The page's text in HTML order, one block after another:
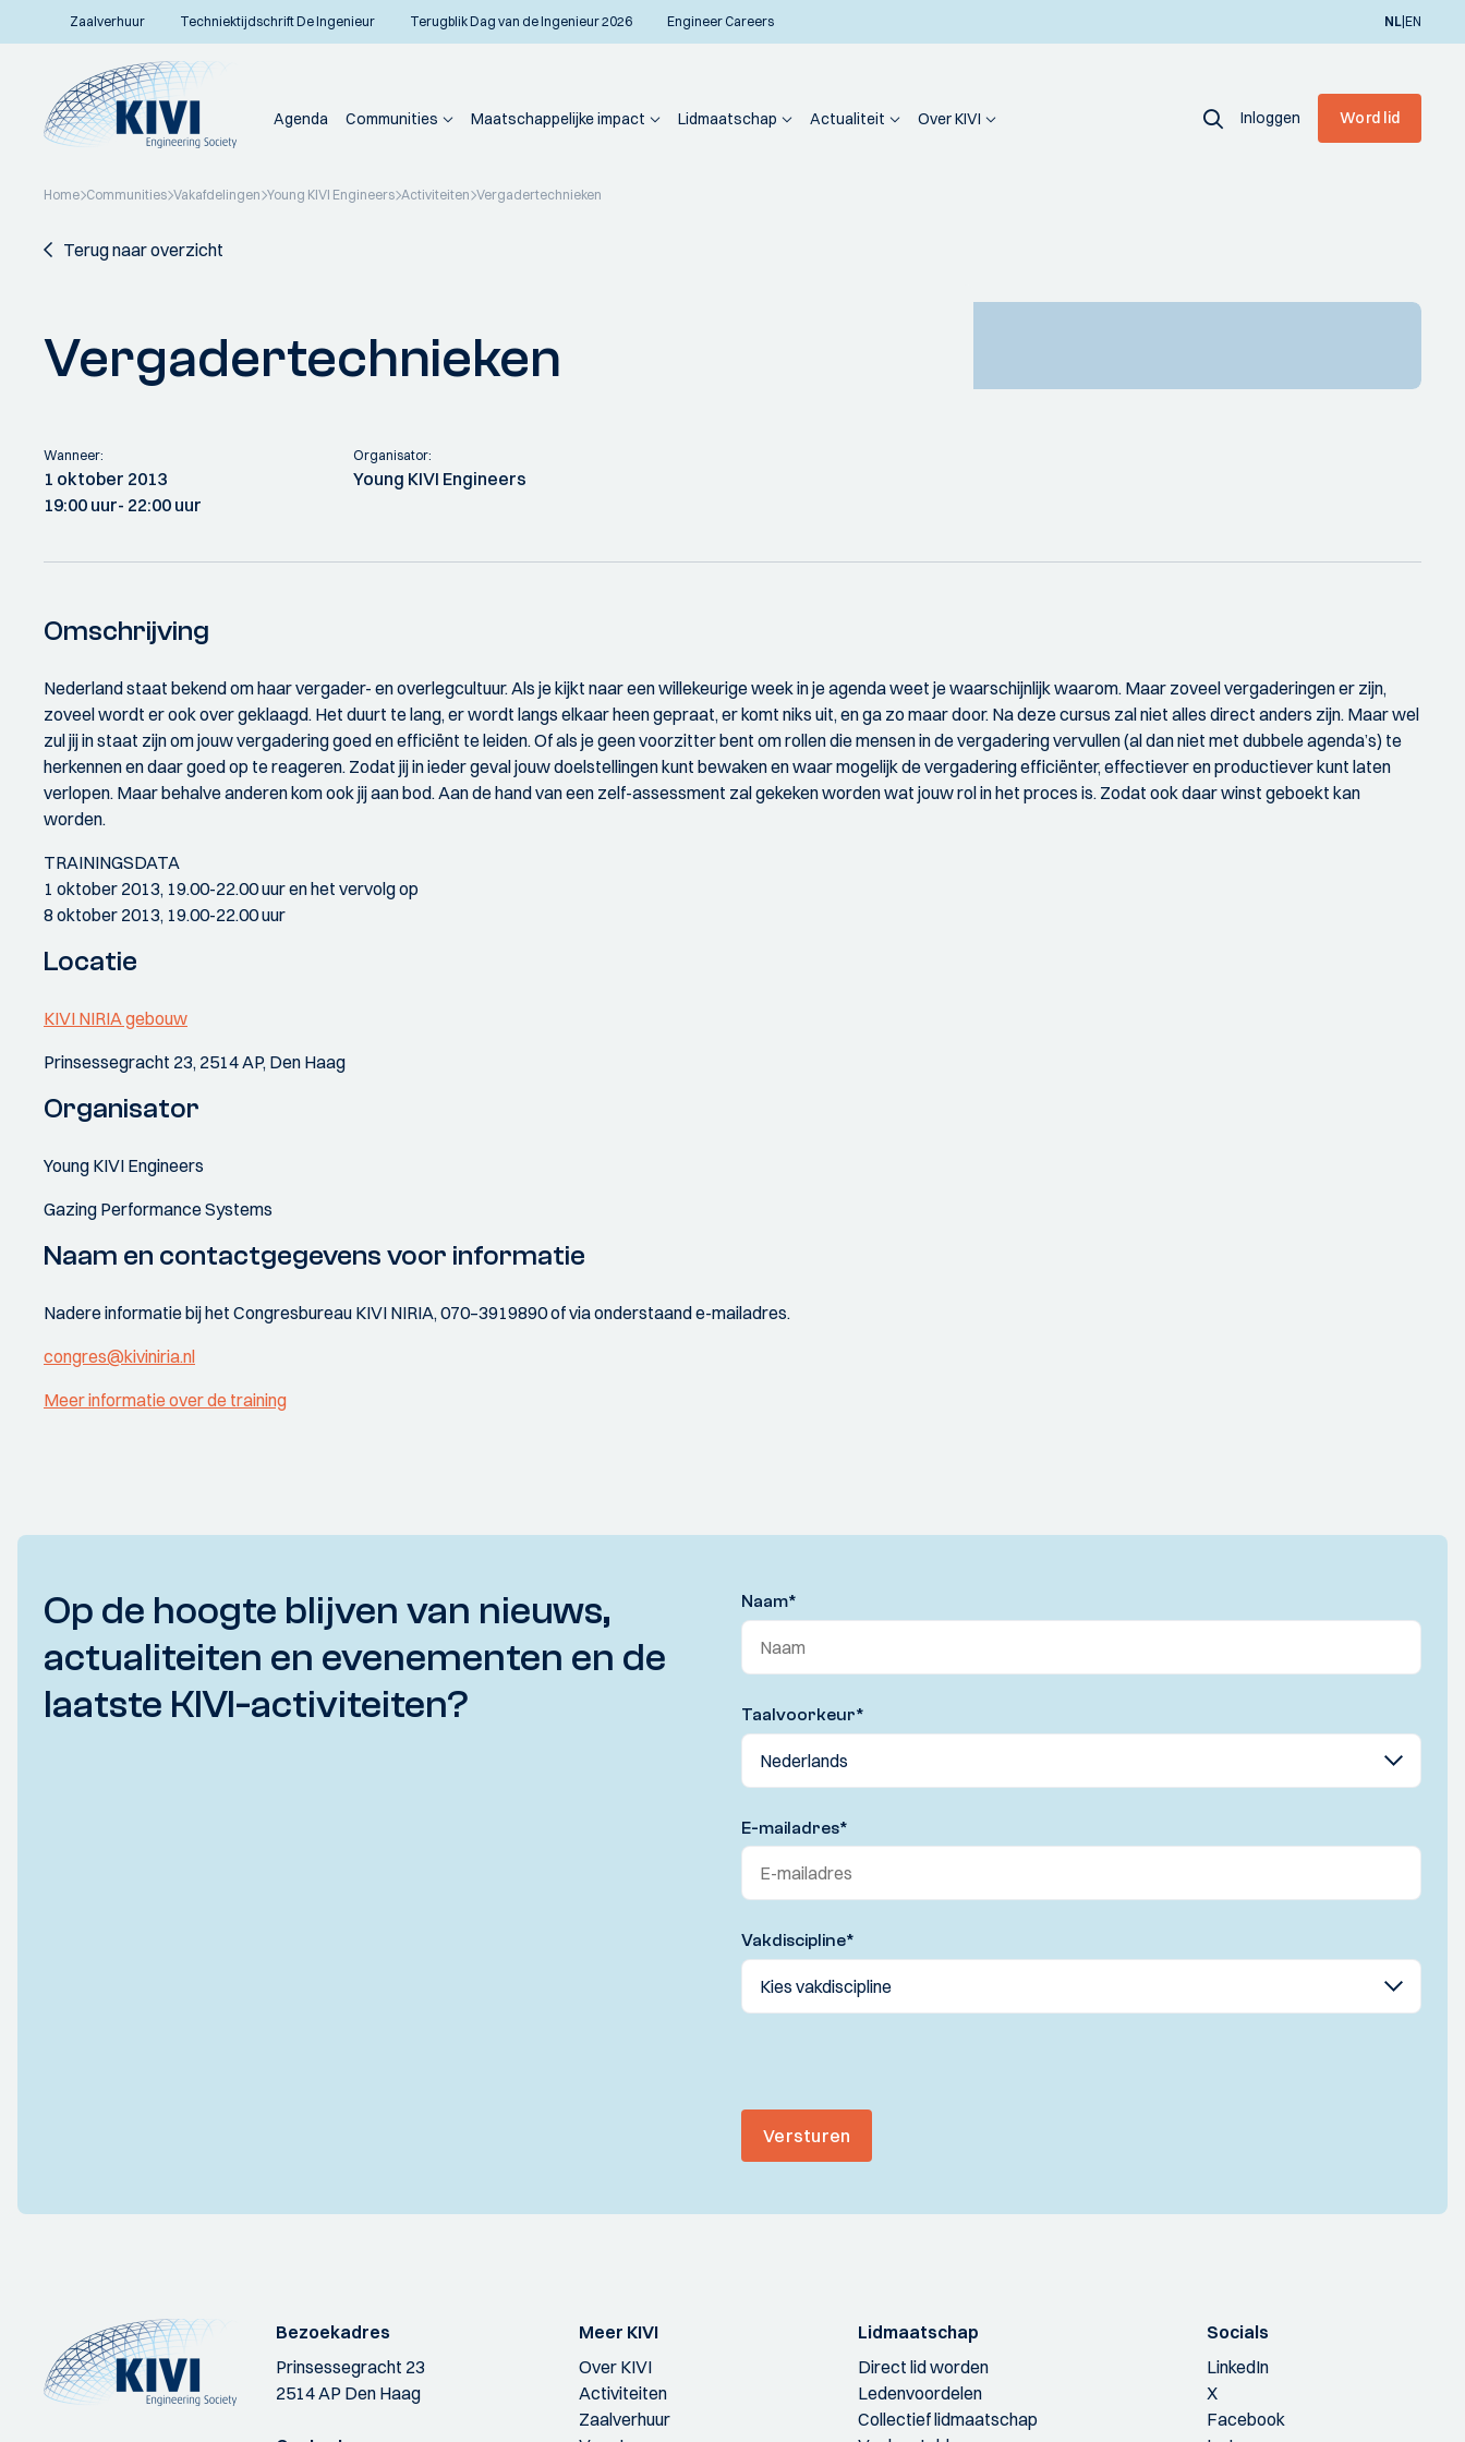
Zaalverhuur Techniektijdschrift De Ingenieur Terugblik Dag van de Ingenieur 2026 Engineer Careers NL|EN
Agenda Communities Maatschappelijke impact Lidmaatschap Actualiteit Over KIVI Inloggen Word lid
Home Communities Vakafdelingen Young KIVI Engineers Activiteiten Vergadertechnieken
Terug naar overzicht
Vergadertechnieken
Wanneer:
1 oktober 2013
19:00 uur- 22:00 uur
Organisator:
Young KIVI Engineers
Omschrijving
Nederland staat bekend om haar vergader- en overlegcultuur. Als je kijkt naar een willekeurige week in je agenda weet je waarschijnlijk waarom. Maar zoveel vergaderingen er zijn,
zoveel wordt er ook over geklaagd. Het duurt te lang, er wordt langs elkaar heen gepraat, er komt niks uit, en ga zo maar door. Na deze cursus zal niet alles direct anders zijn. Maar wel
zul jij in staat zijn om jouw vergadering goed en efficiënt te leiden. Of als je geen voorzitter bent om rollen die mensen in de vergadering vervullen (al dan niet met dubbele agenda’s) te
herkennen en daar goed op te reageren. Zodat jij in ieder geval jouw doelstellingen kunt bewaken en waar mogelijk de vergadering efficiënter, effectiever en productiever kunt laten
verlopen. Maar behalve anderen kom ook jij aan bod. Aan de hand van een zelf-assessment zal gekeken worden wat jouw rol in het proces is. Zodat ook daar winst geboekt kan
worden.
TRAININGSDATA
1 oktober 2013, 19.00-22.00 uur en het vervolg op
8 oktober 2013, 19.00-22.00 uur
Locatie
KIVI NIRIA gebouw
Prinsessegracht 23, 2514 AP, Den Haag
Organisator
Young KIVI Engineers
Gazing Performance Systems
Naam en contactgegevens voor informatie
Nadere informatie bij het Congresbureau KIVI NIRIA, 070–3919890 of via onderstaand e-mailadres.
congres@kiviniria.nl
Meer informatie over de training
Op de hoogte blijven van nieuws,
actualiteiten en evenementen en de
laatste KIVI-activiteiten?
Naam*
Taalvoorkeur*
E-mailadres*
Vakdiscipline*
Versturen
Bezoekadres
Prinsessegracht 23
2514 AP Den Haag
Meer KIVI
Over KIVI
Activiteiten
Zaalverhuur
Lidmaatschap
Direct lid worden
Ledenvoordelen
Collectief lidmaatschap
Socials
LinkedIn
X
Facebook